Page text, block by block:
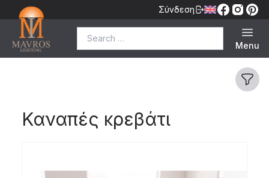
Σύνδεση
Menu
Καναπές κρεβάτι